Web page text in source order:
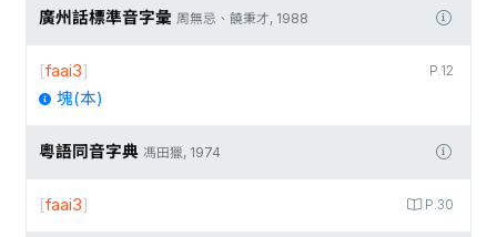
廣州話標準音字彙 周無忌、饒秉才, 1988
P.12
[faai3]
塊(本)
粵語同音字典 馮田獵, 1974
P.30
[faai3]